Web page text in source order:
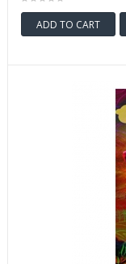
ADD TO CART